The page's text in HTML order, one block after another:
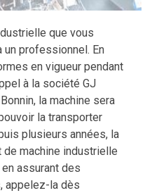
que vous
un professionnel. En
en vigueur pendant
à la société GJ
la machine sera
la transporter
plusieurs années, la
de machine industrielle
assurant des
appelez-la dès